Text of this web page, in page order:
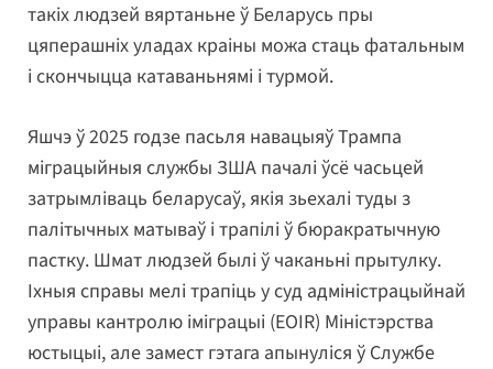
такіх людзей вяртаньне ў Беларусь пры
цяперашніх уладах краіны можа стаць фатальным
і скончыцца катаваньнямі і турмой.
Яшчэ ў 2025 годзе пасьля навацыяў Трампа
міграцыйныя службы ЗША пачалі ўсё часьцей
затрымліваць беларусаў, якія зьехалі туды з
палітычных матываў і трапілі ў бюракратычную
пастку. Шмат людзей былі ў чаканьні прытулку.
Іхныя справы мелі трапіць у суд адміністрацыйнай
управы кантролю іміграцыі (EOIR) Міністэрства
юстыцыі, але замест гэтага апынуліся ў Службе